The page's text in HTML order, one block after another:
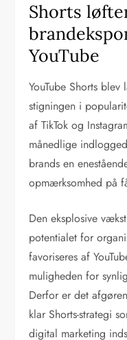
Shorts
YouTube
YouTube Shorts
stigningen i
af TikTok og
månedlige
brands en
opmærksomhed på
Den eksplosive
potentialet for
favoriseres af
muligheden for
Derfor er det
klar Shorts-strategi
digital marketing